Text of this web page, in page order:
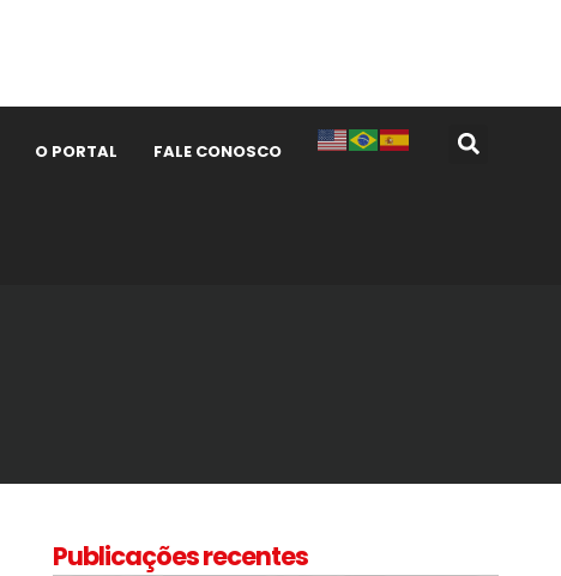
O PORTAL FALE CONOSCO
Publicações recentes